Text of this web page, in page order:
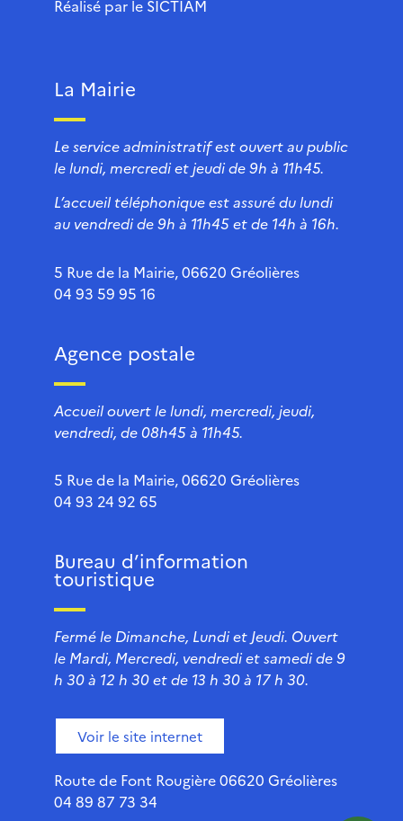
Réalisé par le SICTIAM
La Mairie
Le service administratif est ouvert au public
le lundi, mercredi et jeudi de 9h à 11h45.
L’accueil téléphonique est assuré du lundi
au vendredi de 9h à 11h45 et de 14h à 16h.
5 Rue de la Mairie, 06620 Gréolières
04 93 59 95 16
Agence postale
Accueil ouvert le lundi, mercredi, jeudi,
vendredi, de 08h45 à 11h45.
5 Rue de la Mairie, 06620 Gréolières
04 93 24 92 65
Bureau d’information
touristique
Fermé le Dimanche, Lundi et Jeudi. Ouvert
le Mardi, Mercredi, vendredi et samedi de 9
h 30 à 12 h 30 et de 13 h 30 à 17 h 30.
Voir le site internet
Route de Font Rougière 06620 Gréolières
04 89 87 73 34